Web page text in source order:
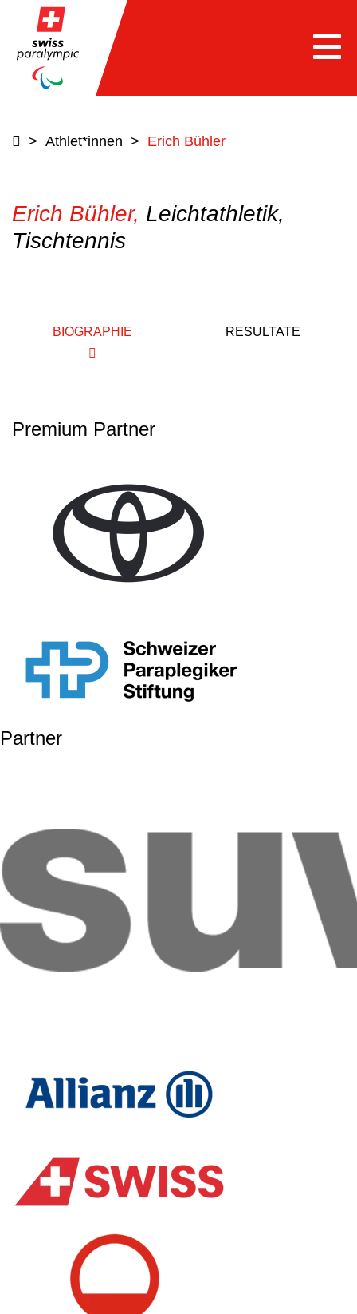
> Athlet*innen > Erich Bühler
Erich Bühler, Leichtathletik,
Tischtennis
BIOGRAPHIE RESULTATE
Premium Partner
Partner